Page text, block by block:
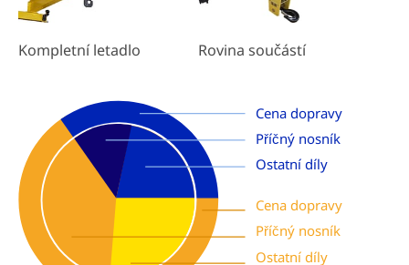
Kompletní letadlo Rovina součástí
Cena dopravy
Příčný nosník
Ostatní díly
Cena dopravy
Příčný nosník
Ostatní díly